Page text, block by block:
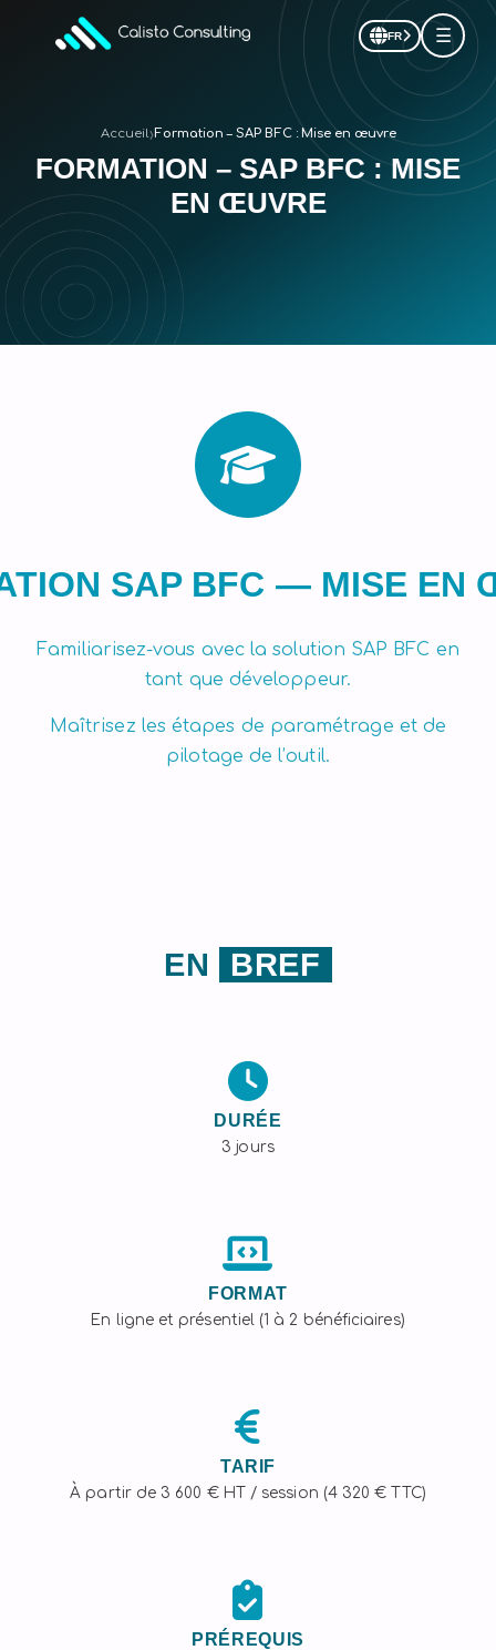
FR ☰
Accueil›Formation – SAP BFC : Mise en œuvre
FORMATION – SAP BFC : MISE
EN ŒUVRE
SAP BFC — MISE EN
Familiarisez-vous avec la solution SAP BFC en
tant que développeur.
Maîtrisez les étapes de paramétrage et de
pilotage de l’outil.
EN BREF
DURÉE
3 jours
FORMAT
En ligne et présentiel (1 à 2 bénéficiaires)
TARIF
À partir de 3 600 € HT / session (4 320 € TTC)
PRÉREQUIS